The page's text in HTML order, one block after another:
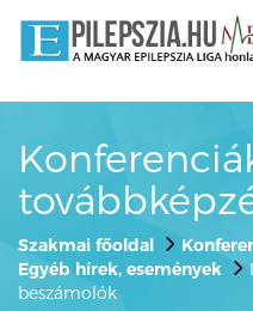
Szakmai főoldal
Egyéb hírek, események
beszámolók